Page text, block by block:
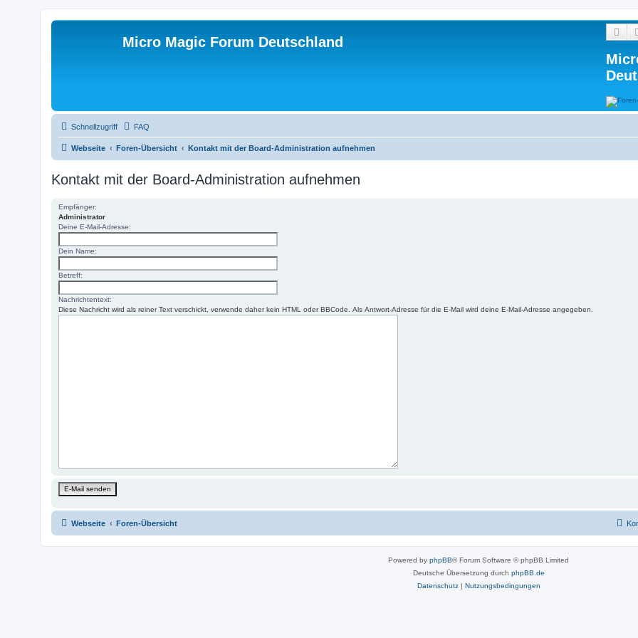
Micro Magic Forum Deutschland
Schnellzugriff FAQ
Webseite Foren-Übersicht Kontakt mit der Board-Administration aufnehmen
Kontakt mit der Board-Administration aufnehmen
Empfänger:
Administrator
Deine E-Mail-Adresse:
Dein Name:
Betreff:
Nachrichtentext:
Diese Nachricht wird als reiner Text verschickt, verwende daher kein HTML oder BBCode. Als Antwort-Adresse für die E-Mail wird deine E-Mail-Adresse angegeben.
Webseite Foren-Übersicht
Powered by phpBB® Forum Software © phpBB Limited
Deutsche Übersetzung durch phpBB.de
Datenschutz| Nutzungsbedingungen